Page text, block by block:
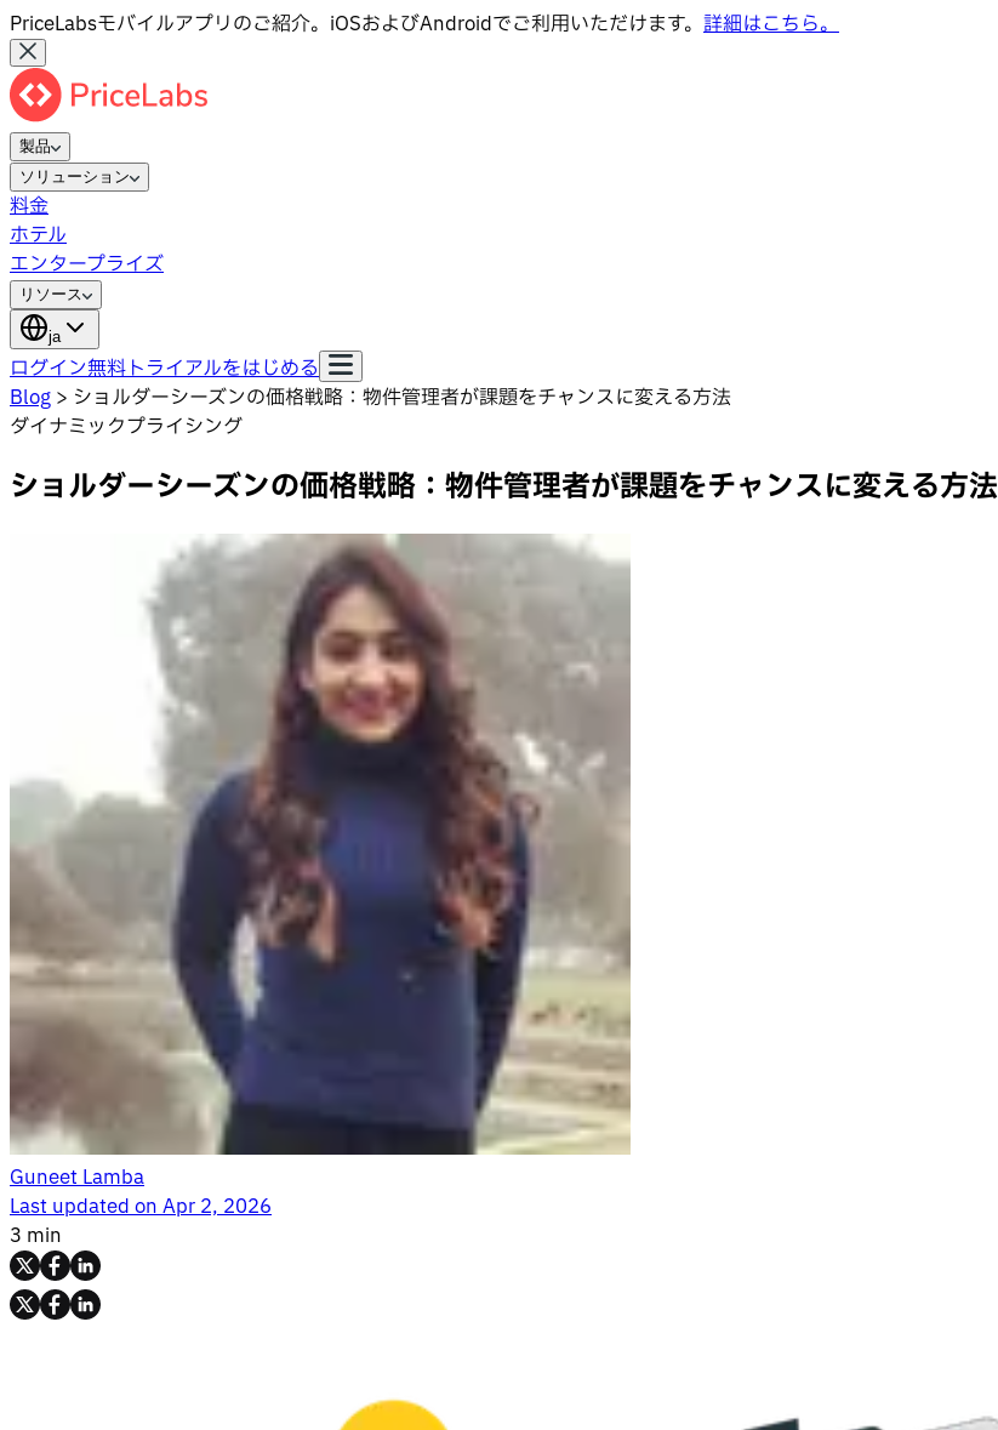
PriceLabsモバイルアプリのご紹介。iOSおよびAndroidでご利用いただけます。 詳細はこちら。
製品
ソリューション
料金
ホテル
エンタープライズ
リソース
ja
ログイン無料トライアルをはじめる
Blog > ショルダーシーズンの価格戦略：物件管理者が課題をチャンスに変える方法
ダイナミックプライシング
ショルダーシーズンの価格戦略：物件管理者が課題をチャンスに変える方法
Guneet Lamba
Last updated onApr 2, 2026
3 min